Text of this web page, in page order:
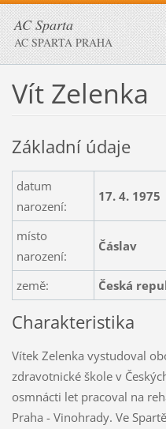
AC Sparta
AC SPARTA PRAHA
Vít Zelenka
Základní údaje
datum
narození:
17. 4. 1975
místo
narození:
Čáslav
země:
Česká
Charakteristika
Vítek Zelenka vystudoval
zdravotnické škole v
osmnácti let pracoval na
Praha - Vinohrady. Ve